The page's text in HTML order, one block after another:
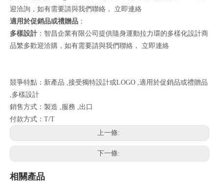
迎洽詢，如有需要請與我們聯絡， 立即連絡
適用於促銷品或禮贈品 ：
多樣設計 ：智昌企業有限公司提供隨身運動拉力環的多樣化設計商
品繁多歡迎洽購，如有需要請與我們聯絡， 立即連絡
競爭特點：新產品 ,接受獨特設計或LOGO ,適用於促銷品或禮贈品
,多樣設計
銷售方式：製造 ,服務 ,出口
付款方式：T/T
上一條:
下一條:
相關產品